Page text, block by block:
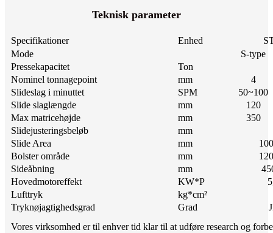
Teknisk parameter
Specifikationer Enhed
Mode
S-type
Pressekapacitet
Ton
Nominel tonnagepoint
mm
4
Slideslag i minuttet
SPM
50~100
Slide slaglængde
mm
120
Max matricehøjde
mm
350
Slidejusteringsbeløb
mm
Slide Area
mm
Bolster område
mm
Sideåbning
mm
Hovedmotoreffekt
KW*P
Lufttryk
kg*cm²
Tryknøjagtighedsgrad
Grad
Vores virksomhed er til enhver tid klar til at udføre research og